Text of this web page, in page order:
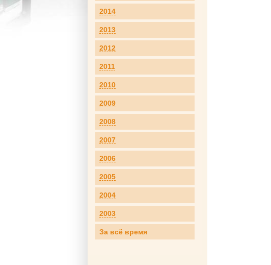
2014
2013
2012
2011
2010
2009
2008
2007
2006
2005
2004
2003
За всё время